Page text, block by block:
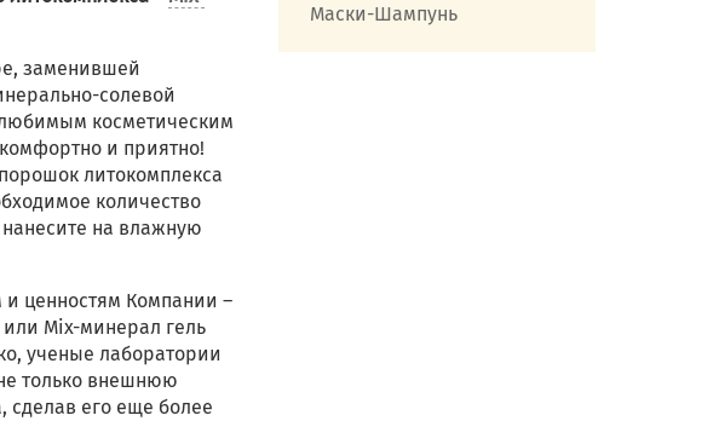
заменившей
солевой
косметическим
и приятно!
литокомплекса
количество
на влажную
ценностям Компании –
Mix-минерал гель
ученые лаборатории
только внешнюю
сделав его еще более
Маски-Шампунь